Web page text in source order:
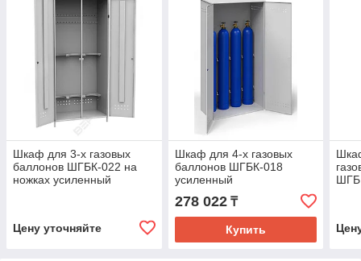
Шкаф для 3-х газовых
баллонов ШГБК-022 на
ножках усиленный
Цену уточняйте
Шкаф для 4-х газовых
баллонов ШГБК-018
усиленный
(2000х1100х560)
278 022₸
Купить